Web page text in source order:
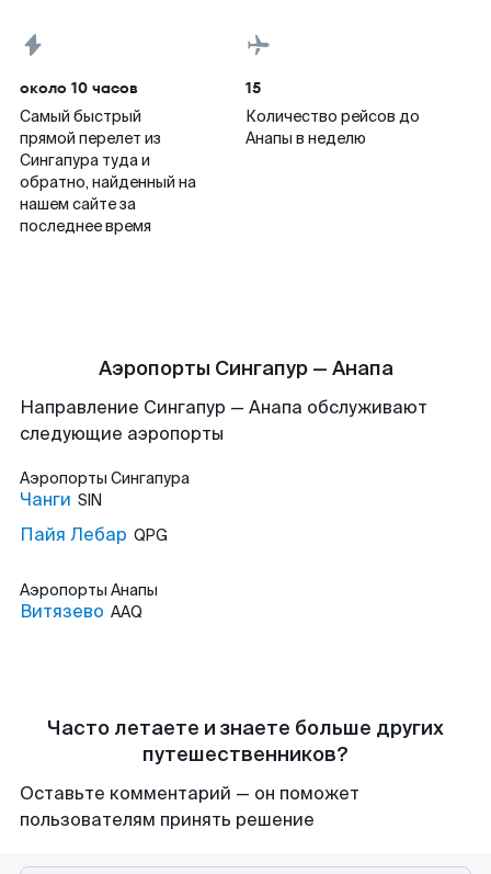
около 10 часов
Самый быстрый
прямой перелет из
Сингапура туда и
обратно, найденный на
нашем сайте за
последнее время
15
Количество рейсов до
Анапы в неделю
Аэропорты Сингапур — Анапа
Направление Сингапур — Анапа обслуживают
следующие аэропорты
Аэропорты Сингапура
Чанги SIN
Пайя Лебар QPG
Аэропорты Анапы
Витязево AAQ
Часто летаете и знаете больше других
путешественников?
Оставьте комментарий — он поможет
пользователям принять решение